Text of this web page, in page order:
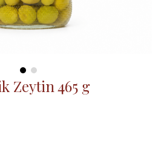
Zeytin 465 g